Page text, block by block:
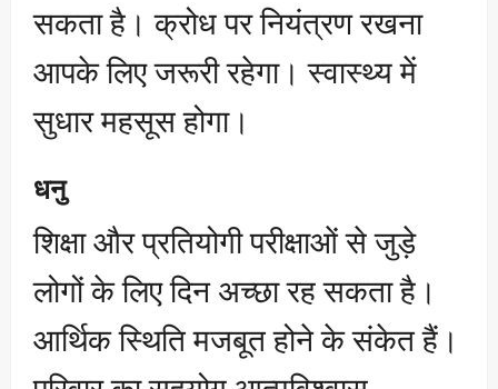
सकता है। क्रोध पर नियंत्रण रखना
आपके लिए जरूरी रहेगा। स्वास्थ्य में
सुधार महसूस होगा।
धनु
शिक्षा और प्रतियोगी परीक्षाओं से जुड़े
लोगों के लिए दिन अच्छा रह सकता है।
आर्थिक स्थिति मजबूत होने के संकेत हैं।